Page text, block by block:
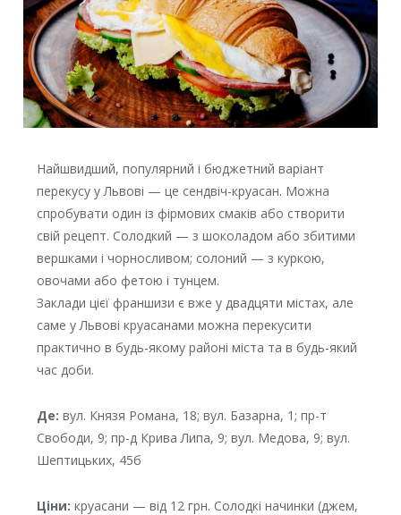
Найшвидший, популярний і бюджетний варіант
перекусу у Львові — це сендвіч-круасан. Можна
спробувати один із фірмових смаків або створити
свій рецепт. Солодкий — з шоколадом або збитими
вершками і чорносливом; солоний — з куркою,
овочами або фетою і тунцем.
Заклади цієї франшизи є вже у двадцяти містах, але
саме у Львові круасанами можна перекусити
практично в будь-якому районі міста та в будь-який
час доби.
Де: вул. Князя Романа, 18; вул. Базарна, 1; пр-т
Свободи, 9; пр-д Крива Липа, 9; вул. Медова, 9; вул.
Шептицьких, 45б
Ціни: круасани — від 12 грн. Солодкі начинки (джем,